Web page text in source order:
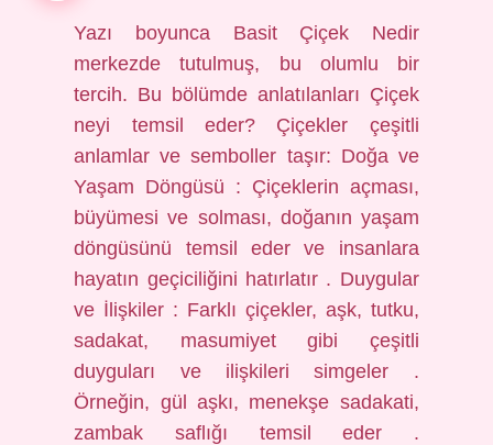
Yazı boyunca Basit Çiçek Nedir
merkezde tutulmuş, bu olumlu bir
tercih. Bu bölümde anlatılanları Çiçek
neyi temsil eder? Çiçekler çeşitli
anlamlar ve semboller taşır: Doğa ve
Yaşam Döngüsü : Çiçeklerin açması,
büyümesi ve solması, doğanın yaşam
döngüsünü temsil eder ve insanlara
hayatın geçiciliğini hatırlatır . Duygular
ve İlişkiler : Farklı çiçekler, aşk, tutku,
sadakat, masumiyet gibi çeşitli
duyguları ve ilişkileri simgeler .
Örneğin, gül aşkı, menekşe sadakati,
zambak saflığı temsil eder .